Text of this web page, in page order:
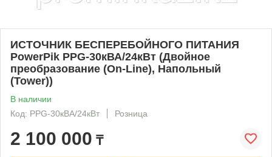
ИСТОЧНИК БЕСПЕРЕБОЙНОГО ПИТАНИЯ
PowerPik PPG-30кВА/24кВт (Двойное
преобразование (On-Line), Напольный
(Tower))
В наличии
Код: PPG-30кВА/24кВт
Розница
2 100 000 ₸